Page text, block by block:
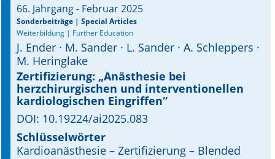
Suche
Aktuelle Ausgabe
Leitlinien
Archiv
Supplements OrphanAnesthesia
66. Jahrgang - Februar 2025
Sonderbeiträge | Special Articles
Weiterbildung | Further Education
J. Ender · M. Sander · L. Sander · A. Schleppers ·
M. Heringlake
Zertifizierung: „Anästhesie bei
herzchirurgischen und interventionellen
kardiologischen Eingriffen“
DOI: 10.19224/ai2025.083
Schlüsselwörter
Kardioanästhesie – Zertifizierung – Blended